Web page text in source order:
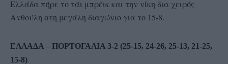
Ελλάδα πήρε το τάι μπρέικ και την νίκη δια χειρός
Ανθούλη στη μεγάλη διαγώνιο για το 15-8.
ΕΛΛΑΔΑ – ΠΟΡΤΟΓΑΛΙΑ 3-2 (25-15, 24-26, 25-13, 21-25,
15-8)